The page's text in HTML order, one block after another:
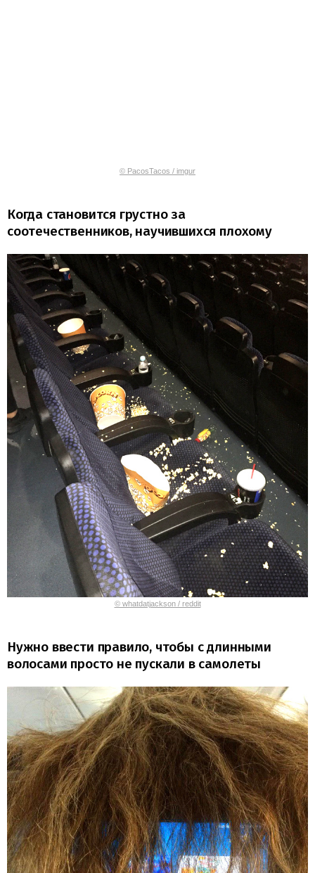
© PacosTacos / imgur
Когда становится грустно за
соотечественников, научившихся плохому
© whatdatjackson / reddit
Нужно ввести правило, чтобы с длинными
волосами просто не пускали в самолеты